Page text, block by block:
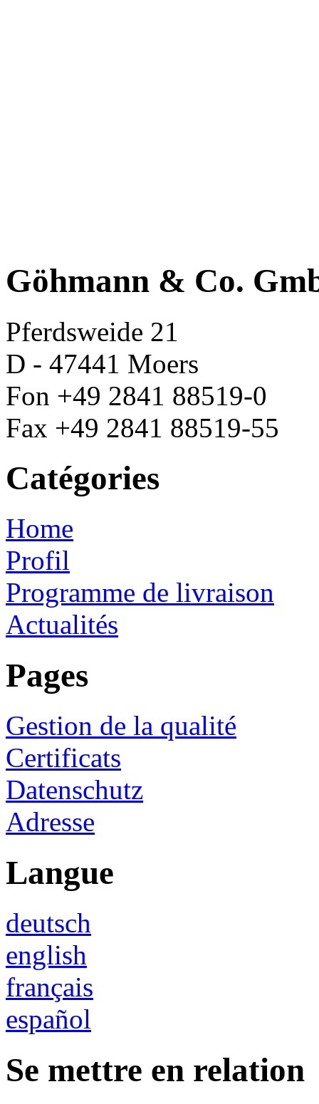
Göhmann & Co.
Pferdsweide 21
D - 47441 Moers
Fon +49 2841 88519-0
Fax +49 2841 88519-55
Catégories
Home
Profil
Programme de livraison
Actualités
Pages
Gestion de la qualité
Certificats
Datenschutz
Adresse
Langue
deutsch
english
français
español
Se mettre en relation